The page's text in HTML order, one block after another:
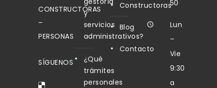
CONSTRUCTORAS
–
PERSONAS
SÍGUENOS
y
servicios
administrativos?
¿Qué
trámites
personales
Constructoras
Blog
Contacto
50
Lun
–
Vie
9:30
a